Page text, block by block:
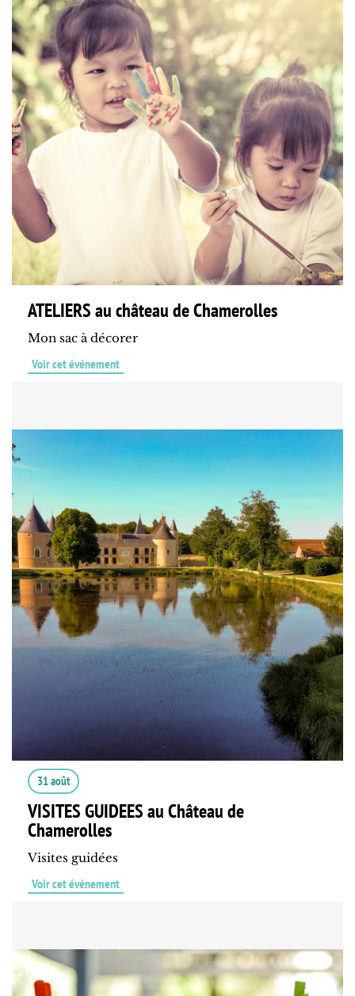
ATELIERS au château de Chamerolles
Mon sac à décorer
Voir cet événement
31 août
VISITES GUIDEES au Château de
Chamerolles
Visites guidées
Voir cet événement